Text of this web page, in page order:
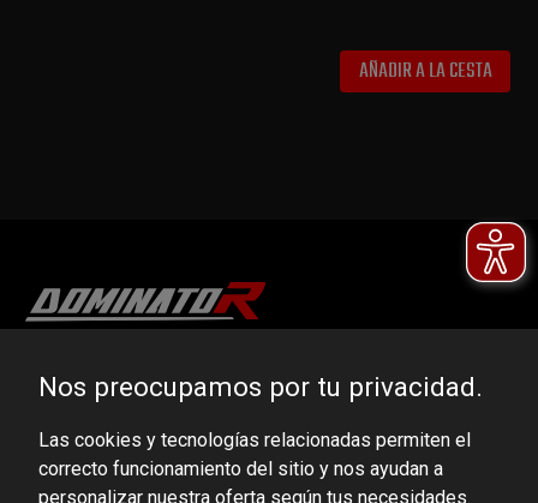
AÑADIR A LA CESTA
DOMINATOR GROUP Sp. z o.o.
VAT ID No.: 6521751083
Nos preocupamos por tu privacidad.
Las cookies y tecnologías relacionadas permiten el
correcto funcionamiento del sitio y nos ayudan a
personalizar nuestra oferta según tus necesidades.